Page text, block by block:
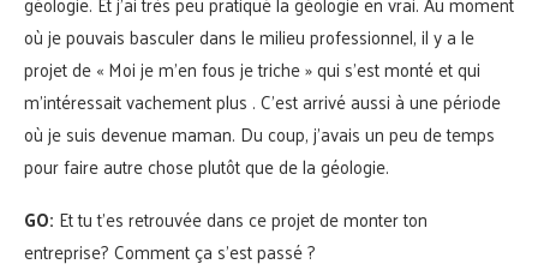
où je pouvais basculer dans le milieu professionnel, il y a le
projet de « Moi je m’en fous je triche » qui s’est monté et qui
m’intéressait vachement plus . C’est arrivé aussi à une période
où je suis devenue maman. Du coup, j’avais un peu de temps
pour faire autre chose plutôt que de la géologie.
GO: Et tu t’es retrouvée dans ce projet de monter ton
entreprise? Comment ça s’est passé ?